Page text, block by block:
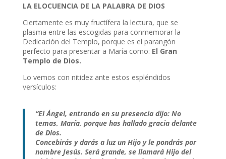
LA ELOCUENCIA DE LA PALABRA DE DIOS
Ciertamente es muy fructífera la lectura, que se
plasma entre las escogidas para conmemorar la
Dedicación del Templo, porque es el parangón
perfecto para presentar a María como: El Gran
Templo de Dios.
Lo vemos con nitidez ante estos espléndidos
versículos:
“El Ángel, entrando en su presencia dijo: No
temas, María, porque has hallado gracia delante
de Dios.
Concebirás y darás a luz un Hijo y le pondrás por
nombre Jesús. Será grande, se llamará Hijo del